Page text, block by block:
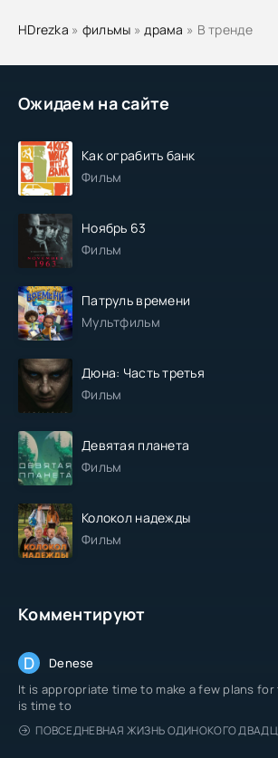
Ожидаем на сайте
Как ограбить банк
Фильм
Ноябрь 63
Фильм
Патруль времени
Мультфильм
Дюна: Часть третья
Фильм
Девятая планета
Фильм
Колокол надежды
Фильм
Комментируют
D Denese
It is appropriate time to make a few plans
is time to
ПОВСЕДНЕВНАЯ ЖИЗНЬ ОДИНОКОГО
HDrezka » фильмы » драма » В тренде